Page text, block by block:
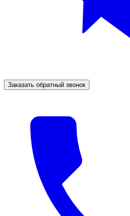
Заказать обратный звонок